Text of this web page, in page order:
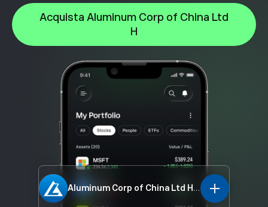
Acquista Aluminum Corp of China Ltd
H
Aluminum Corp of China Ltd H2600.HK